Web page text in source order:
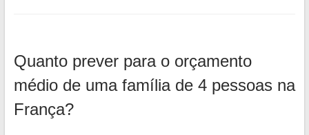
Quanto prever para o orçamento
médio de uma família de 4 pessoas na
França?